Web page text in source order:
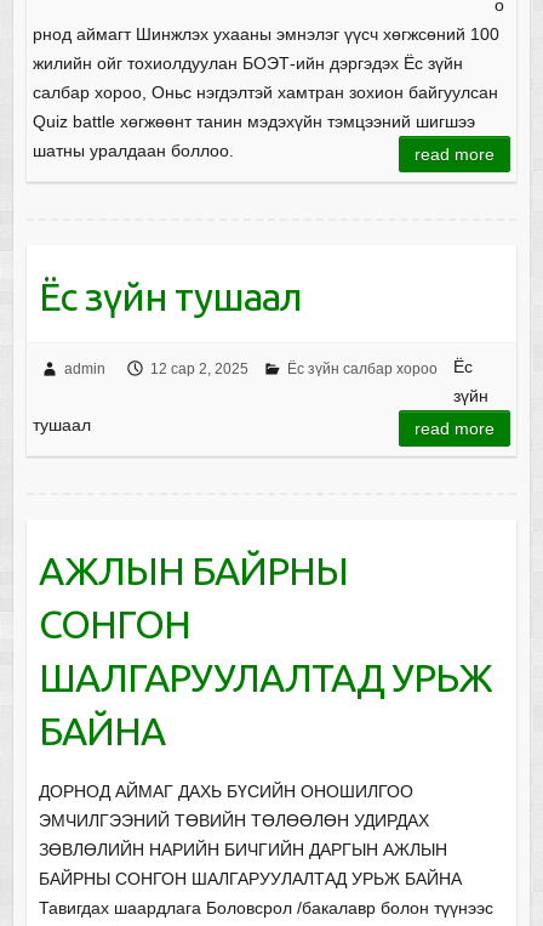
о
рнод аймагт Шинжлэх ухааны эмнэлэг үүсч хөгжсөний 100
жилийн ойг тохиолдуулан БОЭТ-ийн дэргэдэх Ёс зүйн
салбар хороо, Оньс нэгдэлтэй хамтран зохион байгуулсан
Quiz battle хөгжөөнт танин мэдэхүйн тэмцээний шигшээ
шатны уралдаан боллоо.
read more
Ёс зүйн тушаал
admin 12 сар 2, 2025 Ёс зүйн салбар хороо
Ёс
зүйн
тушаал
read more
АЖЛЫН БАЙРНЫ
СОНГОН
ШАЛГАРУУЛАЛТАД УРЬЖ
БАЙНА
ДОРНОД АЙМАГ ДАХЬ БҮСИЙН ОНОШИЛГОО
ЭМЧИЛГЭЭНИЙ ТӨВИЙН ТӨЛӨӨЛӨН УДИРДАХ
ЗӨВЛӨЛИЙН НАРИЙН БИЧГИЙН ДАРГЫН АЖЛЫН
БАЙРНЫ СОНГОН ШАЛГАРУУЛАЛТАД УРЬЖ БАЙНА
Тавигдах шаардлага Боловсрол /бакалавр болон түүнээс